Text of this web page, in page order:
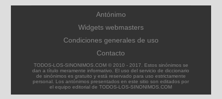
Antónimo
Widgets webmasters
Condiciones generales de uso
Contacto
TODOS-LOS-SINONIMOS.COM © 2010 - 2017. Estos sinónimos se
dan a título meramente informativo. El uso del servicio de diccionario
de sinónimos es gratuito y está reservado para uso estrictamente
personal. Los antónimos presentados en este sitio son editados por
el equipo editorial de TODOS-LOS-SINONIMOS.COM